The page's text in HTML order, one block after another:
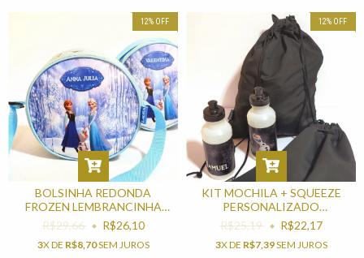
12% OFF
BOLSINHA REDONDA
FROZEN LEMBRANCINHA
PARA FESTA INFANTIL
R$29,66 R$26,10
3X DE R$8,70SEM JUROS
12% OFF
KIT MOCHILA + SQUEEZE
PERSONALIZADO
LEMBRANCINHA PARA FESTA
INFANTIL
R$25,19 R$22,17
3X DE R$7,39SEM JUROS